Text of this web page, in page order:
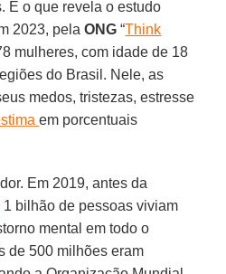
É o que revela o estudo
2023, pelaONG “Think
mulheres, com idade de 18
do Brasil. Nele, as
medos, tristezas, estresse
em porcentuais
Em 2019, antes da
1 bilhão de pessoas viviam
mental em todo o
de 500 milhões eram